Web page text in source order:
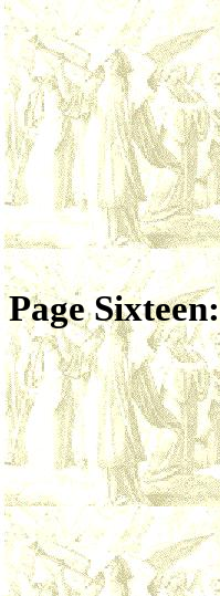
Page Sixteen: